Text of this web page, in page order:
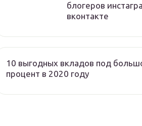
блогеров
вконтакте
10 выгодных вкладов под
процент в 2020 году